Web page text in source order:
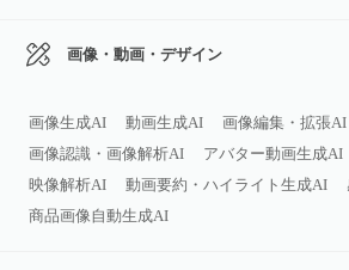
画像・動画・デザイン
画像生成AI 動画生成AI
画像編集・拡張AI
画像認識・画像解析AI
アバター動画生成AI
映像解析AI
動画要約・ハイライト生成AI
商品画像自動生成AI